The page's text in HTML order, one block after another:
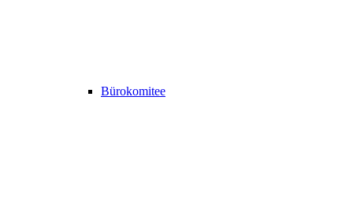
Bürokomitee